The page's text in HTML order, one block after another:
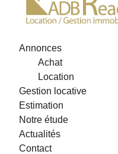
Annonces
Achat
Location
Gestion locative
Estimation
Notre étude
Actualités
Contact